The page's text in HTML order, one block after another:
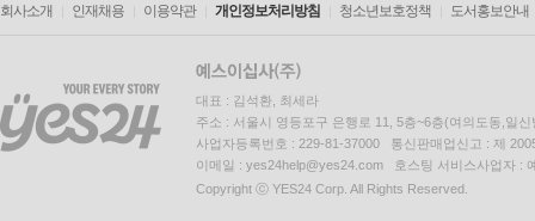
회사소개 인재채용 이용약관 개인정보처리방침 청소년보호정책 도서홍보안내
대표 : 김석환, 최세라
주소 : 서울시 영등포구 은행로 11, 5층~6층(여의도동,일신
사업자등록번호 : 229-81-37000 통신판매업신고 : 제
이메일 : yes24help@yes24.com 호스팅 서비스사업자 :
Copyright ⓒ YES24 Corp. All Rights Reserved.